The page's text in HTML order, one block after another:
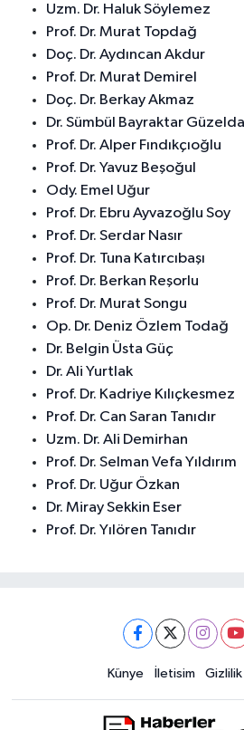
Uzm. Dr. Haluk Söylemez
Prof. Dr. Murat Topdağ
Doç. Dr. Aydıncan Akdur
Prof. Dr. Murat Demirel
Doç. Dr. Berkay Akmaz
Dr. Sümbül Bayraktar
Prof. Dr. Alper Fındıkçıoğlu
Prof. Dr. Yavuz Beşoğul
Ody. Emel Uğur
Prof. Dr. Ebru Ayvazoğlu Soy
Prof. Dr. Serdar Nasır
Prof. Dr. Tuna Katırcıbaşı
Prof. Dr. Berkan Reşorlu
Prof. Dr. Murat Songu
Op. Dr. Deniz Özlem Todağ
Dr. Belgin Üsta Güç
Dr. Ali Yurtlak
Prof. Dr. Kadriye Kılıçkesmez
Prof. Dr. Can Saran Tanıdır
Uzm. Dr. Ali Demirhan
Prof. Dr. Selman Vefa Yıldırım
Prof. Dr. Uğur Özkan
Dr. Miray Sekkin Eser
Prof. Dr. Yılören Tanıdır
Künye İletisim